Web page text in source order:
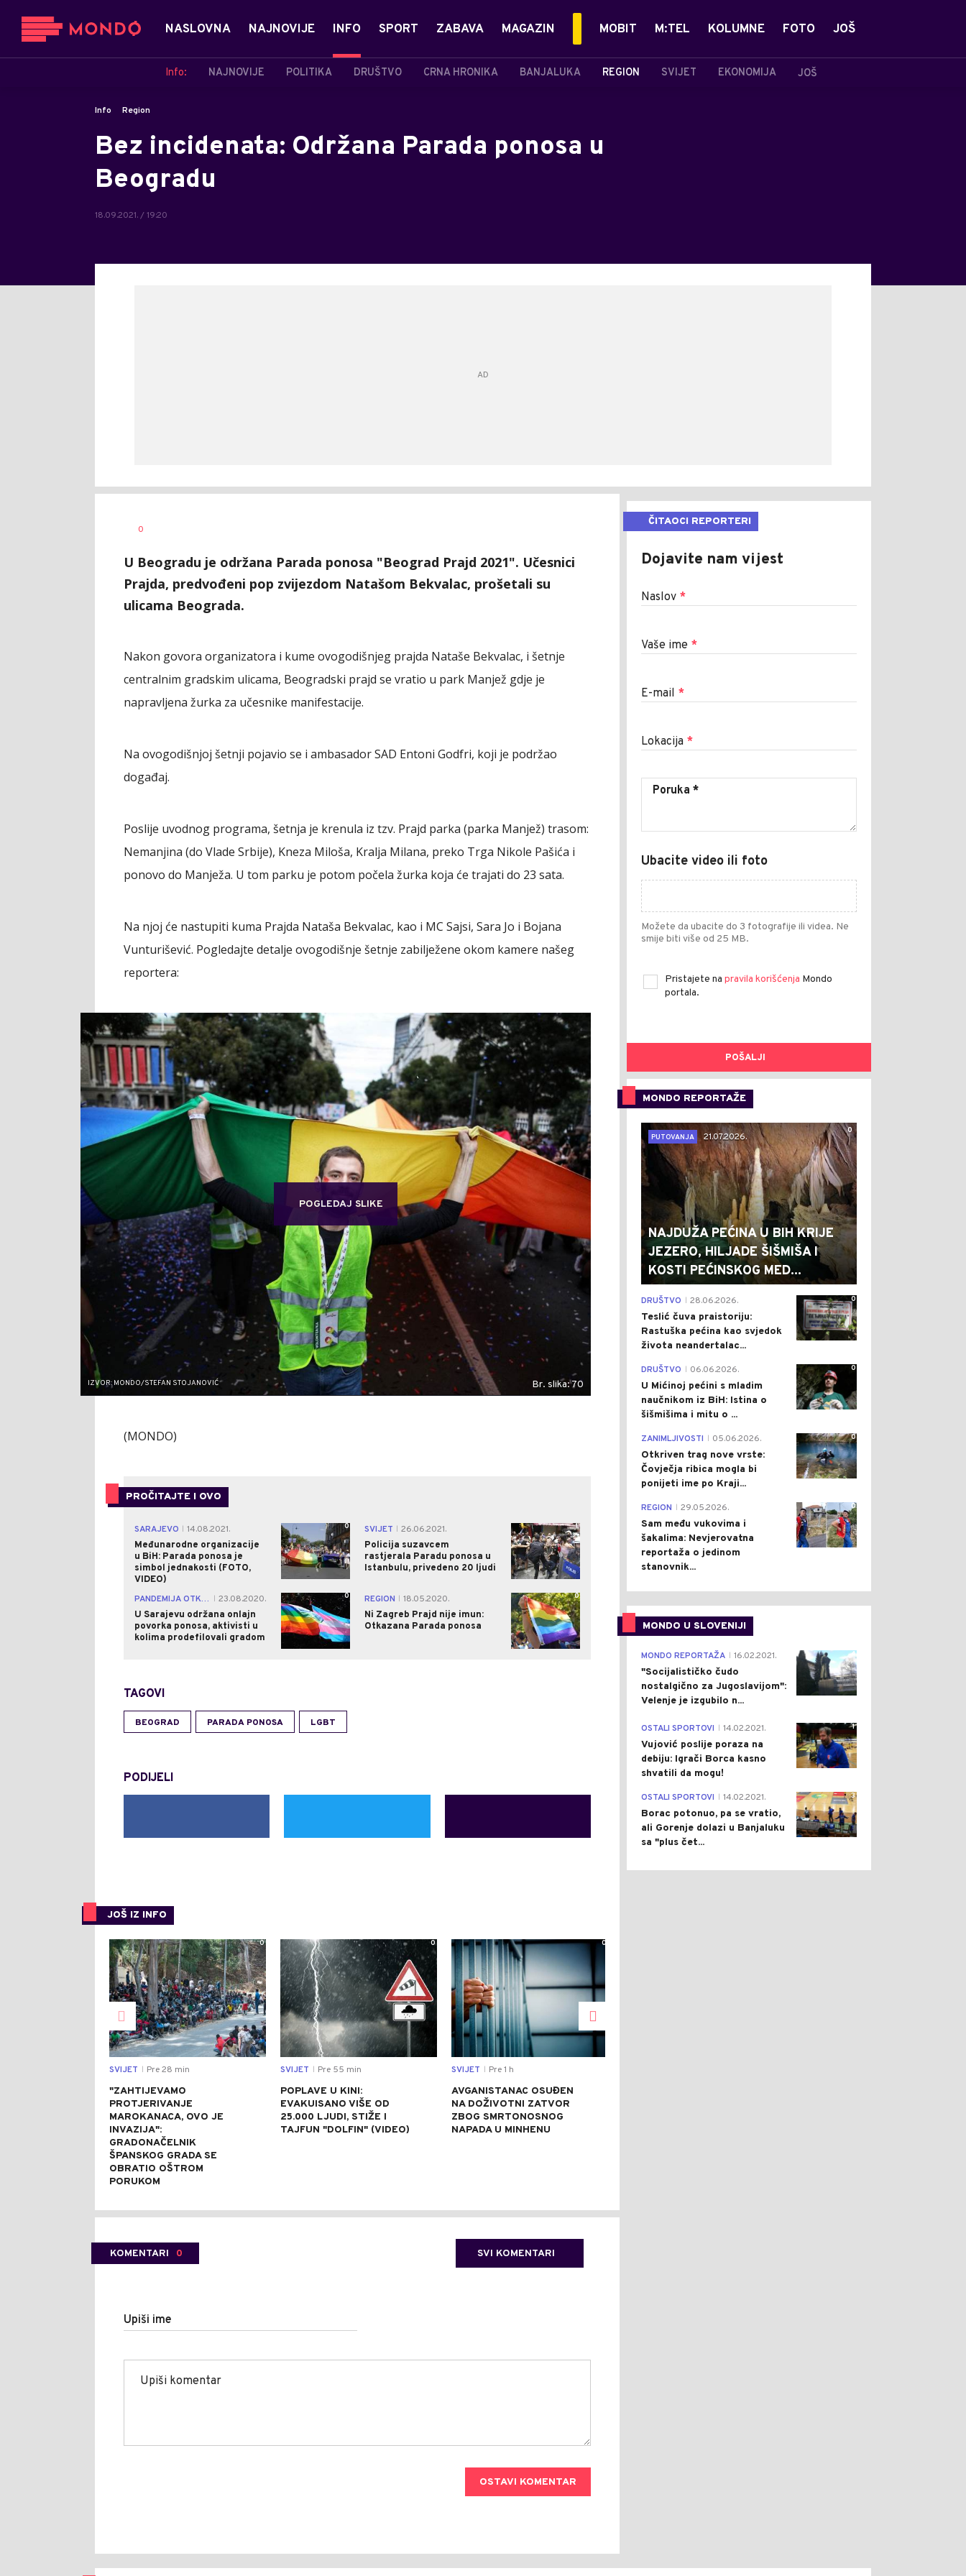
NASLOVNA NAJNOVIJE INFO
Info: NAJNOVIJE POLITIKA DRUŠTVO CRNA HRONIKA BANJALUKA REGION SVIJET EKONOMIJA JOŠ
SPORT ZABAVA MAGAZIN MOBIT M:TEL KOLUMNE FOTO JOŠ
Info Region
Bez incidenata: Održana Parada ponosa u
Beogradu
18.09.2021. / 19:20
AUTOR
0
U Beogradu je održana Parada ponosa "Beograd Prajd 2021". Učesnici
Prajda, predvođeni pop zvijezdom Natašom Bekvalac, prošetali su
ulicama Beograda.
Nakon govora organizatora i kume ovogodišnjeg prajda Nataše Bekvalac, i šetnje
centralnim gradskim ulicama, Beogradski prajd se vratio u park Manjež gdje je
napravljena žurka za učesnike manifestacije.
Na ovogodišnjoj šetnji pojavio se i ambasador SAD Entoni Godfri, koji je podržao
događaj.
Poslije uvodnog programa, šetnja je krenula iz tzv. Prajd parka (parka Manjež) trasom:
Nemanjina (do Vlade Srbije), Kneza Miloša, Kralja Milana, preko Trga Nikole Pašića i
ponovo do Manježa. U tom parku je potom počela žurka koja će trajati do 23 sata.
Na njoj će nastupiti kuma Prajda Nataša Bekvalac, kao i MC Sajsi, Sara Jo i Bojana
Vunturišević. Pogledajte detalje ovogodišnje šetnje zabilježene okom kamere našeg
reportera:
POGLEDAJ SLIKE
IZVOR: MONDO/STEFAN STOJANOVIĆ Br. slika: 70
(MONDO)
PROČITAJTE I OVO
SARAJEVO
14.08.2021.
Međunarodne organizacije
u BiH: Parada ponosa je
simbol jednakosti (FOTO,
VIDEO)
0 SVIJET
26.06.2021.
Policija suzavcem
rastjerala Paradu ponosa u
Istanbulu, privedeno 20 ljudi
1
PANDEMIJA OTKAZALA ŠETNJU
23.08.2020.
U Sarajevu održana onlajn
povorka ponosa, aktivisti u
kolima prodefilovali gradom
0 REGION
18.05.2020.
Ni Zagreb Prajd nije imun:
Otkazana Parada ponosa
0
TAGOVI
BEOGRAD PARADA PONOSA LGBT
PODIJELI
JOŠ IZ INFO
0
SVIJET Pre 28 min
"ZAHTIJEVAMO
PROTJERIVANJE
MAROKANACA, OVO JE
INVAZIJA":
GRADONAČELNIK
ŠPANSKOG GRADA SE
OBRATIO OŠTROM
PORUKOM
0
SVIJET Pre 55 min
POPLAVE U KINI:
EVAKUISANO VIŠE OD
25.000 LJUDI, STIŽE I
TAJFUN "DOLFIN" (VIDEO)
0
SVIJET Pre 1 h
AVGANISTANAC OSUĐEN
NA DOŽIVOTNI ZATVOR
ZBOG SMRTONOSNOG
NAPADA U MINHENU
KOMENTARI 0 SVI KOMENTARI
Upiši ime
OSTAVI KOMENTAR
ČITAOCI REPORTERI
Dojavite nam vijest
Naslov *
Vaše ime *
E-mail *
Lokacija *
Ubacite video ili foto
Možete da ubacite do 3 fotografije ili videa. Ne
smije biti više od 25 MB.
Pristajete na pravila korišćenja Mondo
portala.
POŠALJI
MONDO REPORTAŽE
0
PUTOVANJA
21.07.2026.
NAJDUŽA PEĆINA U BIH KRIJE
JEZERO, HILJADE ŠIŠMIŠA I
KOSTI PEĆINSKOG MED...
0
DRUŠTVO 28.06.2026.
Teslić čuva praistoriju:
Rastuška pećina kao svjedok
života neandertalac...
0
DRUŠTVO 06.06.2026.
U Mićinoj pećini s mladim
naučnikom iz BiH: Istina o
šišmišima i mitu o ...
0
ZANIMLJIVOSTI 05.06.2026.
Otkriven trag nove vrste:
Čovječja ribica mogla bi
ponijeti ime po Kraji...
0
REGION 29.05.2026.
Sam među vukovima i
šakalima: Nevjerovatna
reportaža o jedinom
stanovnik...
MONDO U SLOVENIJI
4
MONDO REPORTAŽA 16.02.2021.
"Socijalističko čudo
nostalgično za Jugoslavijom":
Velenje je izgubilo n...
1
OSTALI SPORTOVI 14.02.2021.
Vujović poslije poraza na
debiju: Igrači Borca kasno
shvatili da mogu!
3
OSTALI SPORTOVI 14.02.2021.
Borac potonuo, pa se vratio,
ali Gorenje dolazi u Banjaluku
sa "plus čet...